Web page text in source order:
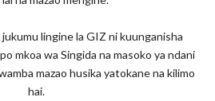
lingine la GIZ ni kuunganisha
mkoa wa Singida na masoko ya ndani
mazao husika yatokane na kilimo
hai.